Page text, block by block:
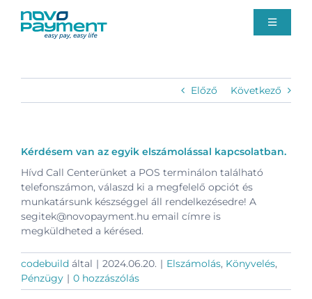
Toggle
Rólunk
Ügyfélszolgálat
Blog
Ajánlatkérés
Előző Következő
Kérdésem van az egyik elszámolással kapcsolatban.
Hívd Call Centerünket a POS terminálon található
telefonszámon, válaszd ki a megfelelő opciót és
munkatársunk készséggel áll rendelkezésedre! A
segitek@novopayment.hu email címre is
megküldheted a kérésed.
codebuild által | 2024.06.20. | Elszámolás, Könyvelés,
Pénzügy | 0 hozzászólás